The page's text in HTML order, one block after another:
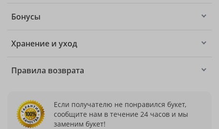
Бонусы
Хранение и уход
Правила возврата
Если получателю не понравился букет,
сообщите нам в течение 24 часов и мы
заменим букет!